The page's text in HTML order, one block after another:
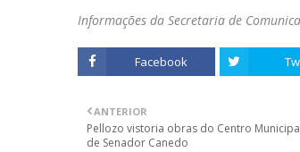
Informações da Secretaria de
Facebook
ANTERIOR
Pellozo vistoria obras do Centro
de Senador Canedo